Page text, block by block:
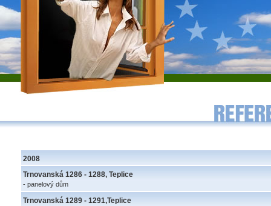
2008
Trnovanská 1286 - 1288, Teplice
- panelový dům
Trnovanská 1289 - 1291,Teplice